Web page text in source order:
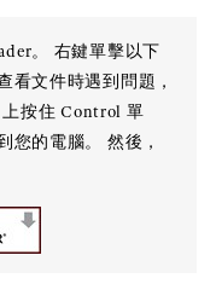
。 右鍵單擊以下
看文件時遇到問題，
按住 Control 單
您的電腦。 然後，